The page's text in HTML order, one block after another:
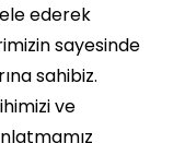
ederek
sayesinde
sahibiz.
ve